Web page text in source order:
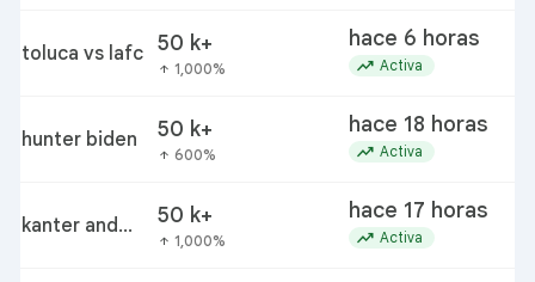
toluca vs lafc 50 k+
arrow_upward 1,000%
hace 6 horas
trending_up Activa
hunter biden 50 k+
arrow_upward 600%
hace 18 horas
trending_up Activa
kanter and
50 k+
arrow_upward 1,000%
hace 17 horas
trending_up Activa